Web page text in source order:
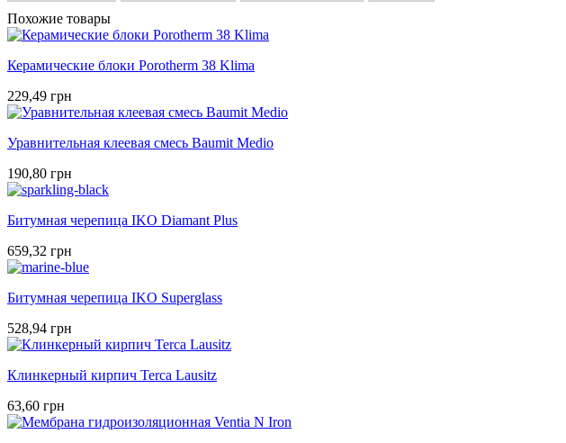
Похожие товары
Керамические блоки Porotherm 38 Klima
229,49 грн
Уравнительная клеевая смесь Baumit Medio
190,80 грн
Битумная черепица IKO Diamant Plus
659,32 грн
Битумная черепица IKO Superglass
528,94 грн
Клинкерный кирпич Terca Lausitz
63,60 грн